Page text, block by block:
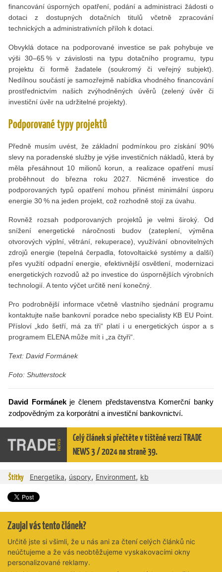
financování úsporných opatření, podání a administraci žádosti o
dotaci z dostupných dotačních titulů včetně zpracování
technických a administrativních příloh k dotaci.
Obvyklá dotace na podporované investice se pak pohybuje ve
výši 30–65 % v závislosti na typu dotačního programu, typu
projektu či formě žadatele (soukromý či veřejný subjekt).
Nedílnou součástí je samozřejmě nabídka vhodného financování
prostřednictvím našich zvýhodněných úvěrů (zelený úvěr či
investiční úvěr na udržitelné projekty).
Podporované typy projektů
Předně musím uvést, že základní podmínkou pro získání 90%
slevy na poradenské služby je výše investičních nákladů, která by
měla přesáhnout 10 milionů korun, a realizace opatření musí
proběhnout do března roku 2027. Nicméně investice do
podporovaných typů opatření mohou přinést minimální úsporu
energie 30 % na jeden projekt, což rozhodně stojí za úvahu.
Rovněž rozsah podporovaných projektů je velmi široký. Od
snížení energetické náročnosti budov (zateplení, výměna
otvorových výplní, větrání, rekuperace), využívání obnovitelných
zdrojů energie (tepelná čerpadla, fotovoltaické systémy a další)
přes využití odpadní energie, efektivnější osvětlení, modernizaci
energetických rozvodů až po investice do úspornějších výrobních
technologií. A tento výčet určitě není konečný.
Pro podrobnější informace včetně vlastního sjednání programu
kontaktujte naše bankovní poradce nebo specialisty KB EU Point.
Přísloví „kdo šetří, má za tři“ platí i u energetických úspor a s
programem ELENA může mít i „za čtyři“.
Text: David Formánek
Foto: Shutterstock
David Formánek je členem představenstva Komerční banky
zodpovědným za korporátní a investiční bankovnictví.
Celý článek si přečtěte v tištěné verzi TRADE
NEWS 3 / 2024 na straně 39.
Štítky Energetika, úspory, Environment, kb
Zaujal vás tento článek?
Určitě jste si všimli, že u nás ani za čtení celých článků nic
neúčtujeme a že vás neobtěžujeme vyskakovacími okny
personalizované reklamy.